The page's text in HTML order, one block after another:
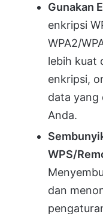
Gunakan
enkripsi
WPA2/
lebih kuat
enkripsi,
data yang
Anda.
WPS/
dan